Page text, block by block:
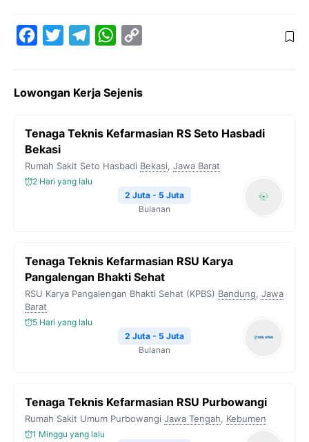
e
o
k
t
e
e
r
a
m
W
t
A
p
y
i
n
Lowongan Kerja Sejenis
Tenaga Teknis Kefarmasian RS Seto Hasbadi
Bekasi
Rumah Sakit Seto Hasbadi Bekasi, Jawa Barat
2 Hari yang lalu
2 Juta - 5 Juta
Bulanan
Tenaga Teknis Kefarmasian RSU Karya
Pangalengan Bhakti Sehat
RSU Karya Pangalengan Bhakti Sehat (KPBS) Bandung, Jawa
Barat
5 Hari yang lalu
2 Juta - 5 Juta
Bulanan
Tenaga Teknis Kefarmasian RSU Purbowangi
Rumah Sakit Umum Purbowangi Jawa Tengah, Kebumen
1 Minggu yang lalu